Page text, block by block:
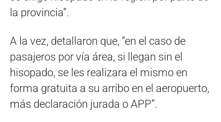
la provincia”.
A la vez, detallaron que, “en el caso de
pasajeros por vía área, si llegan sin el
hisopado, se les realizara el mismo en
forma gratuita a su arribo en el aeropuerto,
más declaración jurada o APP”.